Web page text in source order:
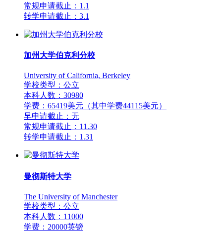
常规申请截止：1.1
转学申请截止：3.1
加州大学伯克利分校
University of California, Berkeley
学校类型：公立
本科人数：30980
学费：65419美元（其中学费44115美元）
早申请截止：无
常规申请截止：11.30
转学申请截止：1.31
曼彻斯特大学
The University of Manchester
学校类型：公立
本科人数：11000
学费：20000英镑